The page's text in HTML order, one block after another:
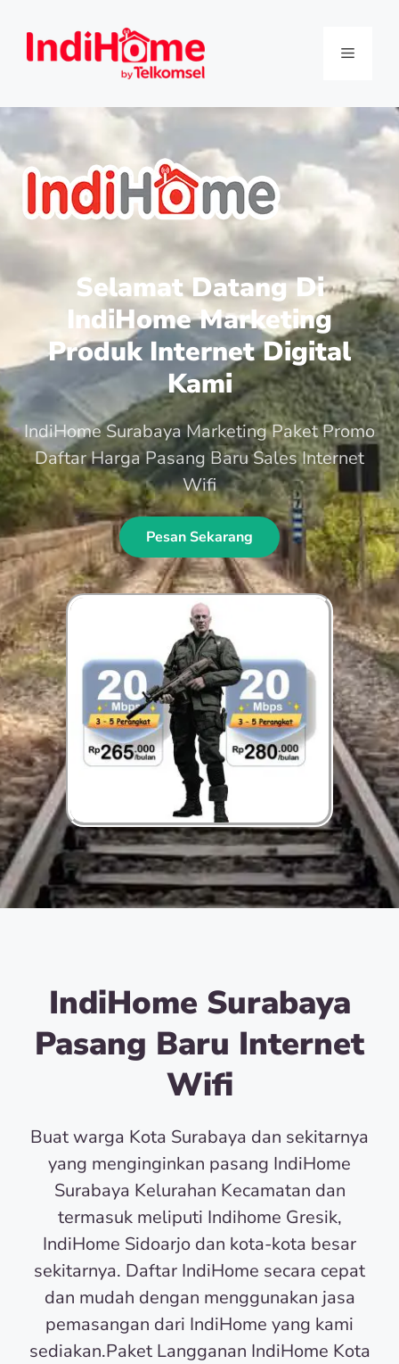
Selamat Datang Di
IndiHome Marketing
Produk Internet Digital
Kami
IndiHome Surabaya Marketing Paket Promo
Daftar Harga Pasang Baru Sales Internet
Wifi
Pesan Sekarang
IndiHome Surabaya
Pasang Baru Internet
Wifi
Buat warga Kota Surabaya dan sekitarnya
yang menginginkan pasang IndiHome
Surabaya Kelurahan Kecamatan dan
termasuk meliputi Indihome Gresik,
IndiHome Sidoarjo dan kota-kota besar
sekitarnya. Daftar IndiHome secara cepat
dan mudah dengan menggunakan jasa
pemasangan dari IndiHome yang kami
sediakan.Paket Langganan IndiHome Kota